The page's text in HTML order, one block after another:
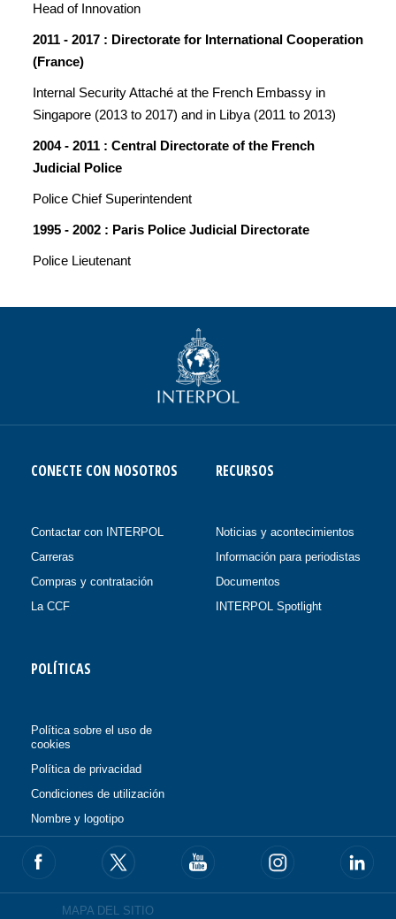
Head of Innovation
2011 - 2017 : Directorate for International Cooperation
(France)
Internal Security Attaché at the French Embassy in
Singapore (2013 to 2017) and in Libya (2011 to 2013)
2004 - 2011 : Central Directorate of the French
Judicial Police
Police Chief Superintendent
1995 - 2002 : Paris Police Judicial Directorate
Police Lieutenant
CONECTE CON NOSOTROS
Contactar con INTERPOL
Carreras
Compras y contratación
La CCF
RECURSOS
Noticias y acontecimientos
Información para periodistas
Documentos
INTERPOL Spotlight
POLÍTICAS
Política sobre el uso de
cookies
Política de privacidad
Condiciones de utilización
Nombre y logotipo
MAPA DEL SITIO